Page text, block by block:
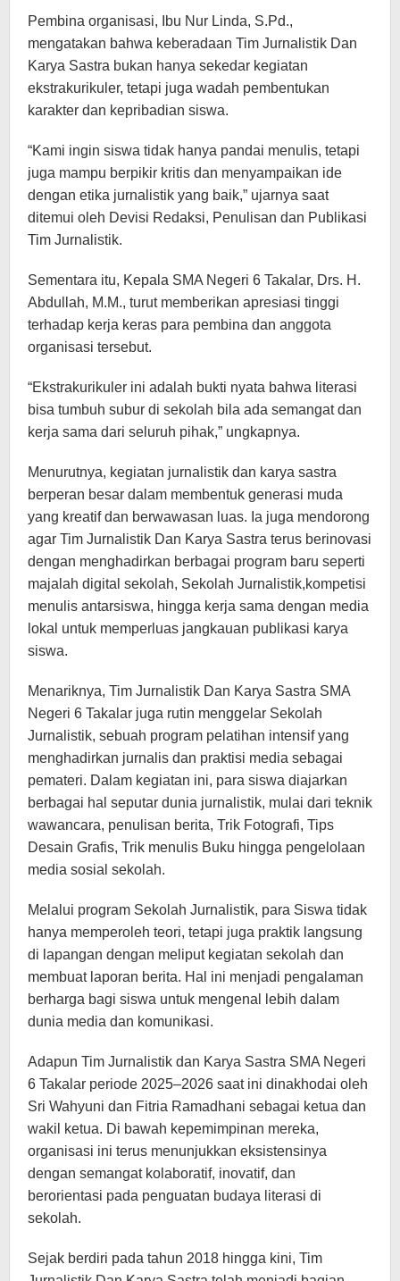
Pembina organisasi, Ibu Nur Linda, S.Pd.,
mengatakan bahwa keberadaan Tim Jurnalistik Dan
Karya Sastra bukan hanya sekedar kegiatan
ekstrakurikuler, tetapi juga wadah pembentukan
karakter dan kepribadian siswa.
“Kami ingin siswa tidak hanya pandai menulis, tetapi
juga mampu berpikir kritis dan menyampaikan ide
dengan etika jurnalistik yang baik,” ujarnya saat
ditemui oleh Devisi Redaksi, Penulisan dan Publikasi
Tim Jurnalistik.
Sementara itu, Kepala SMA Negeri 6 Takalar, Drs. H.
Abdullah, M.M., turut memberikan apresiasi tinggi
terhadap kerja keras para pembina dan anggota
organisasi tersebut.
“Ekstrakurikuler ini adalah bukti nyata bahwa literasi
bisa tumbuh subur di sekolah bila ada semangat dan
kerja sama dari seluruh pihak,” ungkapnya.
Menurutnya, kegiatan jurnalistik dan karya sastra
berperan besar dalam membentuk generasi muda
yang kreatif dan berwawasan luas. Ia juga mendorong
agar Tim Jurnalistik Dan Karya Sastra terus berinovasi
dengan menghadirkan berbagai program baru seperti
majalah digital sekolah, Sekolah Jurnalistik,kompetisi
menulis antarsiswa, hingga kerja sama dengan media
lokal untuk memperluas jangkauan publikasi karya
siswa.
Menariknya, Tim Jurnalistik Dan Karya Sastra SMA
Negeri 6 Takalar juga rutin menggelar Sekolah
Jurnalistik, sebuah program pelatihan intensif yang
menghadirkan jurnalis dan praktisi media sebagai
pemateri. Dalam kegiatan ini, para siswa diajarkan
berbagai hal seputar dunia jurnalistik, mulai dari teknik
wawancara, penulisan berita, Trik Fotografi, Tips
Desain Grafis, Trik menulis Buku hingga pengelolaan
media sosial sekolah.
Melalui program Sekolah Jurnalistik, para Siswa tidak
hanya memperoleh teori, tetapi juga praktik langsung
di lapangan dengan meliput kegiatan sekolah dan
membuat laporan berita. Hal ini menjadi pengalaman
berharga bagi siswa untuk mengenal lebih dalam
dunia media dan komunikasi.
Adapun Tim Jurnalistik dan Karya Sastra SMA Negeri
6 Takalar periode 2025–2026 saat ini dinakhodai oleh
Sri Wahyuni dan Fitria Ramadhani sebagai ketua dan
wakil ketua. Di bawah kepemimpinan mereka,
organisasi ini terus menunjukkan eksistensinya
dengan semangat kolaboratif, inovatif, dan
berorientasi pada penguatan budaya literasi di
sekolah.
Sejak berdiri pada tahun 2018 hingga kini, Tim